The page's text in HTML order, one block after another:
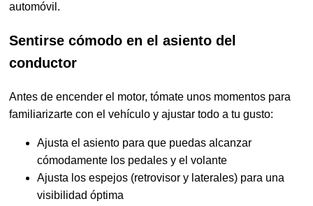
automóvil.
Sentirse cómodo en el asiento del
conductor
Antes de encender el motor, tómate unos momentos para
familiarizarte con el vehículo y ajustar todo a tu gusto:
Ajusta el asiento para que puedas alcanzar
cómodamente los pedales y el volante
Ajusta los espejos (retrovisor y laterales) para una
visibilidad óptima